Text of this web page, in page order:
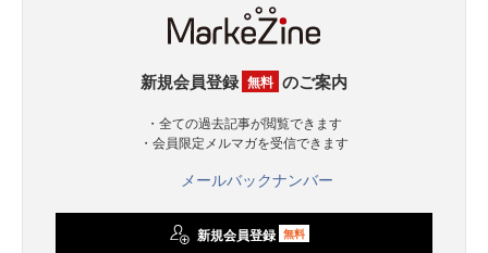
新規会員登録 無料 のご案内
・全ての過去記事が閲覧できます
・会員限定メルマガを受信できます
メールバックナンバー
新規会員登録 無料